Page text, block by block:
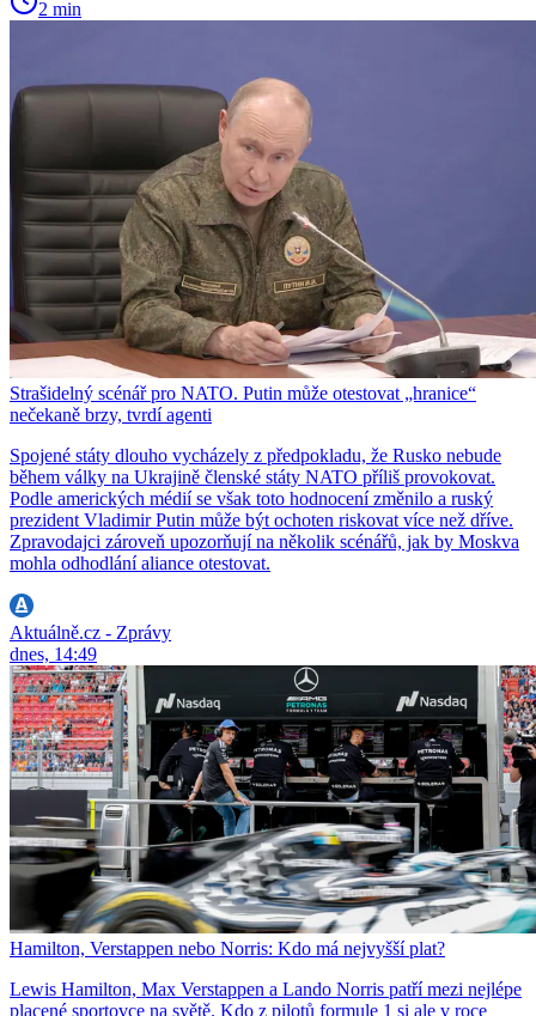
2 min
Strašidelný scénář pro NATO. Putin může otestovat „hranice“
nečekaně brzy, tvrdí agenti
Spojené státy dlouho vycházely z předpokladu, že Rusko nebude
během války na Ukrajině členské státy NATO příliš provokovat.
Podle amerických médií se však toto hodnocení změnilo a ruský
prezident Vladimir Putin může být ochoten riskovat více než dříve.
Zpravodajci zároveň upozorňují na několik scénářů, jak by Moskva
mohla odhodlání aliance otestovat.
Aktuálně.cz - Zprávy
dnes, 14:49
Hamilton, Verstappen nebo Norris: Kdo má nejvyšší plat?
Lewis Hamilton, Max Verstappen a Lando Norris patří mezi nejlépe
placené sportovce na světě. Kdo z pilotů formule 1 si ale v roce